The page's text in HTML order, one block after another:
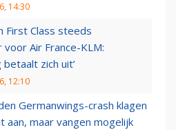
14:30
First Class steeds
Air France-KLM:
betaalt zich uit’
12:10
Germanwings-crash klagen
aan, maar vangen mogelijk